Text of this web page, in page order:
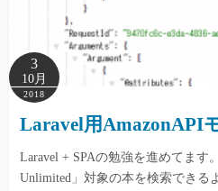
3
10月
2018
Laravel用AmazonAPI
Laravel + SPAの勉強を進めてます
Unlimited」対象の本を検索できる